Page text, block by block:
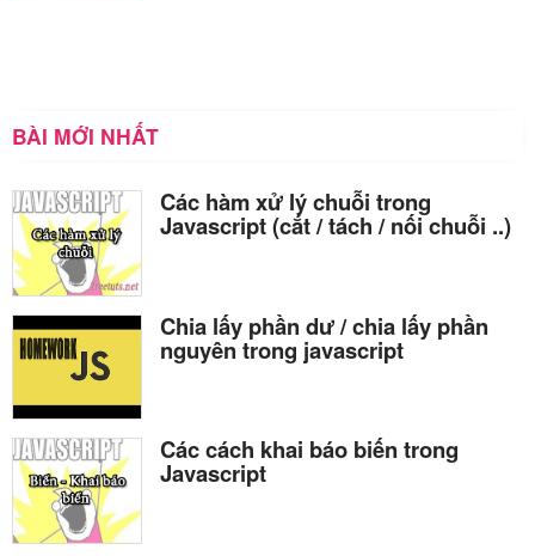
BÀI MỚI NHẤT
Các hàm xử lý chuỗi trong
Javascript (cắt / tách / nối chuỗi ..)
Chia lấy phần dư / chia lấy phần
nguyên trong javascript
Các cách khai báo biến trong
Javascript